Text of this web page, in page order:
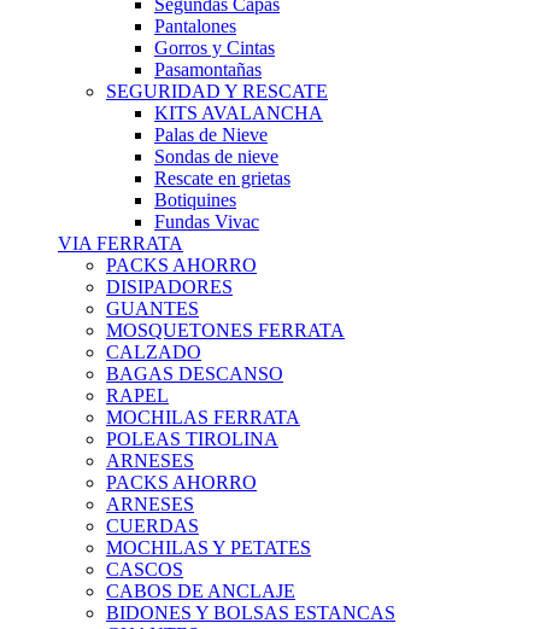
Segundas Capas
Pantalones
Gorros y Cintas
Pasamontañas
SEGURIDAD Y RESCATE
KITS AVALANCHA
Palas de Nieve
Sondas de nieve
Rescate en grietas
Botiquines
Fundas Vivac
VIA FERRATA
PACKS AHORRO
DISIPADORES
GUANTES
MOSQUETONES FERRATA
CALZADO
BAGAS DESCANSO
RAPEL
MOCHILAS FERRATA
POLEAS TIROLINA
ARNESES
PACKS AHORRO
ARNESES
CUERDAS
MOCHILAS Y PETATES
CASCOS
CABOS DE ANCLAJE
BIDONES Y BOLSAS ESTANCAS